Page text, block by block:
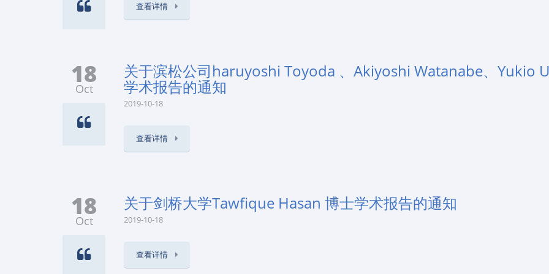
查看详情
18
Oct
关于滨松公司haruyoshi Toyoda 、Akiyoshi Watanabe、Yukio
学术报告的通知
2019-10-18
查看详情
18
Oct
关于剑桥大学Tawfique Hasan 博士学术报告的通知
2019-10-18
查看详情